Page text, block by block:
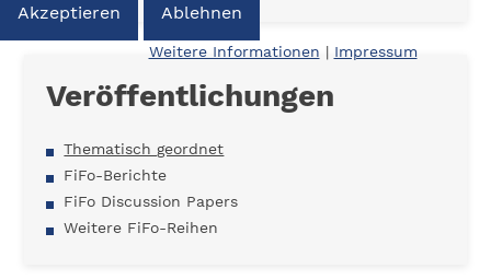
Veröffentlichungen
Thematisch geordnet
FiFo-Berichte
FiFo Discussion Papers
Weitere FiFo-Reihen
Akzeptieren Ablehnen
Weitere Informationen | Impressum